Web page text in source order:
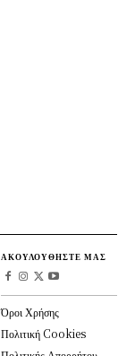
ΑΚΟΥΛΟΥΘΗΣΤΕ ΜΑΣ
Όροι Χρήσης
Πολιτική Cookies